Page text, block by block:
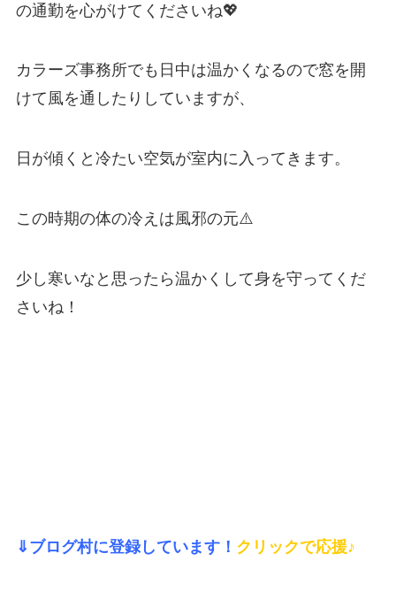
の通勤を心がけてくださいね💖
カラーズ事務所でも日中は温かくなるので窓を開
けて風を通したりしていますが、
日が傾くと冷たい空気が室内に入ってきます。
この時期の体の冷えは風邪の元⚠️
少し寒いなと思ったら温かくして身を守ってくだ
さいね！
⇓ブログ村に登録しています！ クリックで応援♪